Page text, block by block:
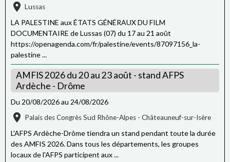
Lussas
LA PALESTINE aux ÉTATS GÉNÉRAUX DU FILM
DOCUMENTAIRE de Lussas (07) du 17 au 21 août
https://openagenda.com/fr/palestine/events/87097156_la-
palestine ...
AMFIS 2026 du 20 au 23 août - stand AFPS
Ardèche - Drôme
Du 20/08/2026au 24/08/2026
Palais des Congrès Sud Rhône-Alpes - Châteauneuf-sur-Isère
L'AFPS Ardèche-Drôme tiendra un stand pendant toute la durée
des AMFIS 2026. Dans tous les départements, les groupes
locaux de l'AFPS participent aux ...